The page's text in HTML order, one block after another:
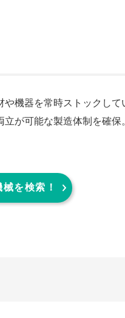
機器を常時ストックし
が可能な製造体制を確保
を検索！